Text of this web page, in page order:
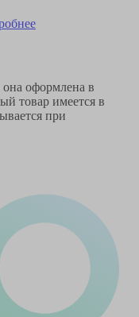
она оформлена в
товар имеется в
при